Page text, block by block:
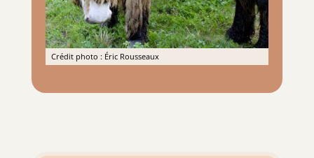
Crédit photo : Éric Rousseaux